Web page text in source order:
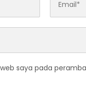
saya pada